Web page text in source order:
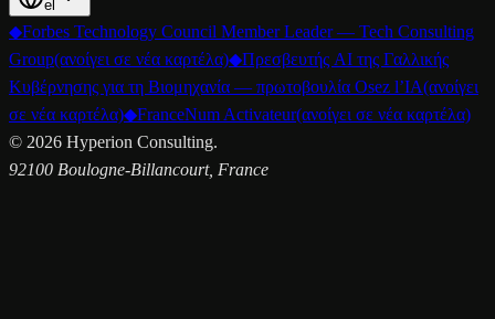
el
◆Forbes Technology Council Member Leader — Tech Consulting
Group(ανοίγει σε νέα καρτέλα)◆Πρεσβευτής AI της Γαλλικής
Κυβέρνησης για τη Βιομηχανία — πρωτοβουλία Osez l’IA(ανοίγει
σε νέα καρτέλα)◆FranceNum Activateur(ανοίγει σε νέα καρτέλα)
© 2026 Hyperion Consulting.
92100 Boulogne-Billancourt, France